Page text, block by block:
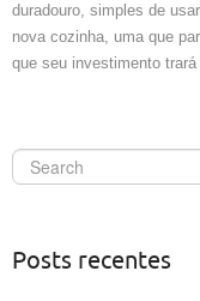
duradouro, simples de
nova cozinha, uma que
que seu investimento
Posts recentes